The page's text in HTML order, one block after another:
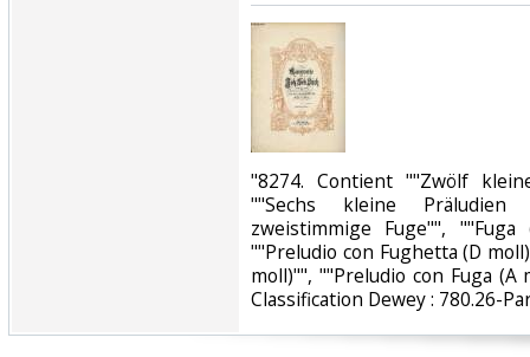
‎"8274. Contient ""Zwölf
""Sechs kleine
zweistimmige Fuge"",
""Preludio con Fughetta (D
moll)"", ""Preludio con Fuga
Classification Dewey : 780.26-